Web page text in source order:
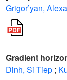
Grigor’yan,
Gradient
Dinh, Si Tiep ;